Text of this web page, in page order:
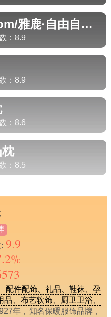
Yalu&Freedom/雅鹿·自由自在
： 8.9
： 8.9
： 8.6
枕
： 8.5
9.9
配件配饰、礼品、鞋袜、孕
、布艺软饰、厨卫卫浴、
年，知名保暖服饰品牌，